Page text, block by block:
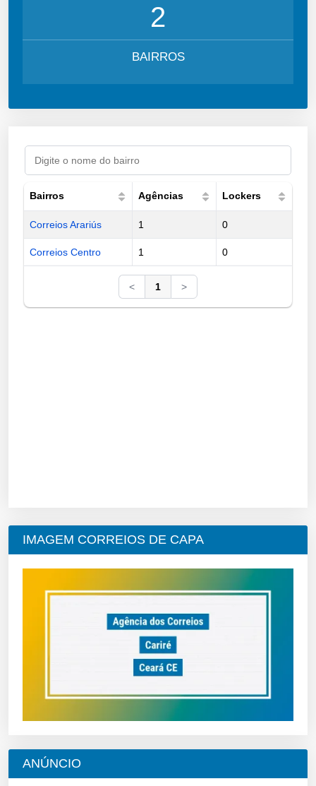
2
BAIRROS
Bairros Agências Lockers
Correios Arariús 1 0
Correios Centro 1 0
< 1 >
IMAGEM CORREIOS DE CAPA
ANÚNCIO